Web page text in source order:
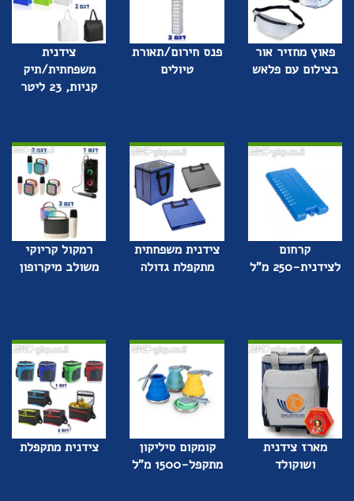
פאוץ מחזיר אור
בצילום עם פלאש
פנס חירום/תאורת
טיולים
צידנית
משפחתית/תיק
קניות, 23 ליטר
קרחום
לצידנית-250 מ"ל
צידנית משפחתית
מתקפלת גדולה
רמקול קריוקי
משולב מיקרופון
מארז צידנית
ושוקולד
קומקום סיליקון
מתקפל-1500 מ"ל
צידנית מתקפלת